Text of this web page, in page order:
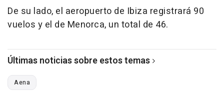
De su lado, el aeropuerto de Ibiza registrará 90
vuelos y el de Menorca, un total de 46.
Últimas noticias sobre estos temas
Aena